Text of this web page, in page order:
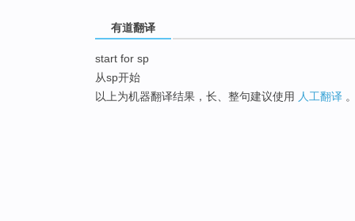
有道翻译
start for sp
从sp开始
以上为机器翻译结果，长、整句建议使用 人工翻译